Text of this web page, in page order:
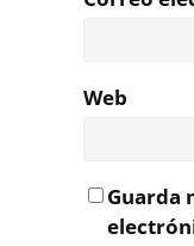
Web
Guarda